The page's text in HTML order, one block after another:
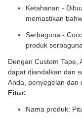
Ketahanan -
memastikan
Serbaguna -
produk serbaguna.
Dengan Custom Tape,
dapat diandalkan dan
Anda, penyegelan dan
Fitur:
Nama produk: